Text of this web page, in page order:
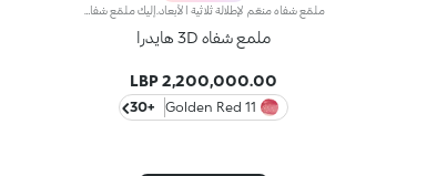
ملمع شفاه 3D هايدرا
2,200,000.00 LBP
11 Golden Red
+30